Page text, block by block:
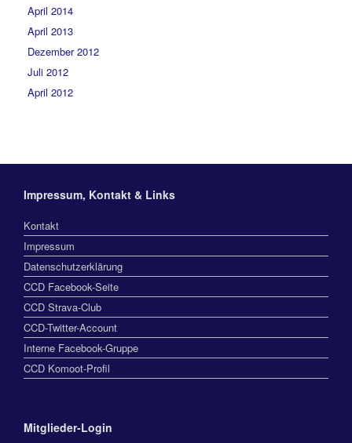
April 2014
April 2013
Dezember 2012
Juli 2012
April 2012
Impressum, Kontakt & Links
Kontakt
Impressum
Datenschutzerklärung
CCD Facebook-Seite
CCD Strava-Club
CCD-Twitter-Account
Interne Facebook-Gruppe
CCD Komoot-Profil
Mitglieder-Login